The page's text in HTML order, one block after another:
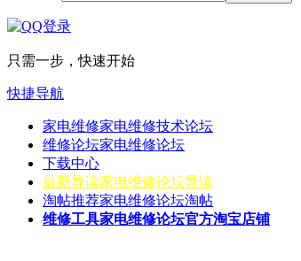
只需一步，快速开始
快捷导航
家电维修家电维修技术论坛
维修论坛家电维修论坛
下载中心
最新导读家电维修论坛导读
淘帖推荐家电维修论坛淘帖
维修工具家电维修论坛官方淘宝店铺